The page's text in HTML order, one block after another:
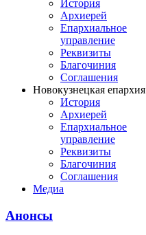
История
Архиерей
Епархиальное
управление
Реквизиты
Благочиния
Соглашения
Новокузнецкая епархия
История
Архиерей
Епархиальное
управление
Реквизиты
Благочиния
Соглашения
Медиа
Анонсы